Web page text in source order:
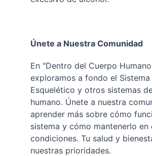
Únete a Nuestra Comunidad
En "Dentro del Cuerpo
exploramos a fondo el Sistema
Esquelético y otros sistemas
humano. Únete a nuestra
aprender más sobre cómo
sistema y cómo mantenerlo en
condiciones. Tu salud y
nuestras prioridades.